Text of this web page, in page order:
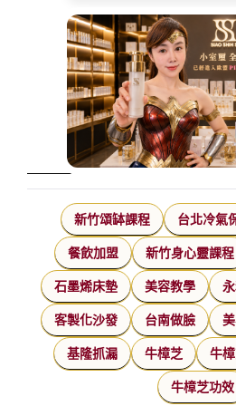
新竹頌缽課程 台北冷氣
餐飲加盟 新竹身心靈課程
石墨烯床墊 美容教學
客製化沙發 台南做臉
基隆抓漏 牛樟芝 牛
牛樟芝功效